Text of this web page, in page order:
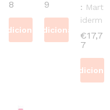
8
Adicionar
9
Adicionar
: Mart
iderm
€17,7
7
Adicionar